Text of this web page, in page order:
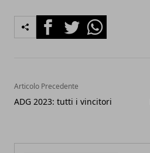
FacebookTwitterWhatsapp
Articolo Precedente
ADG 2023: tutti i vincitori